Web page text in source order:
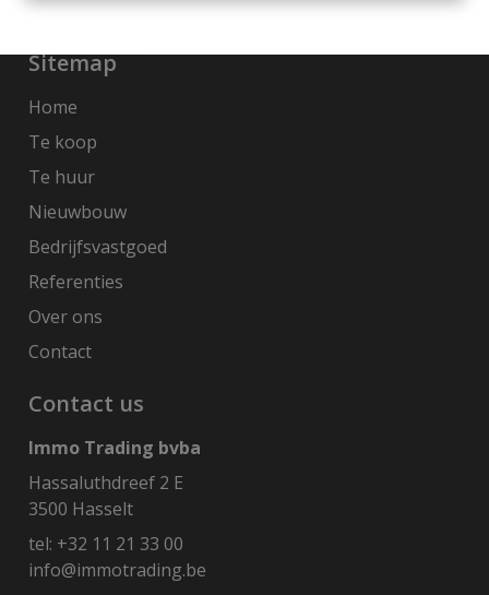
Gratis schatting
Sitemap
Home
Te koop
Te huur
Nieuwbouw
Bedrijfsvastgoed
Referenties
Over ons
Contact
Contact us
Immo Trading bvba
Hassaluthdreef 2 E
3500 Hasselt
tel: +32 11 21 33 00
info@immotrading.be